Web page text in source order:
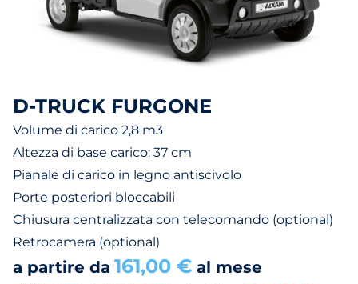
D-TRUCK FURGONE
Volume di carico 2,8 m3
Altezza di base carico: 37 cm
Pianale di carico in legno antiscivolo
Porte posteriori bloccabili
Chiusura centralizzata con telecomando (optional)
Retrocamera (optional)
a partire da 161,00 € al mese